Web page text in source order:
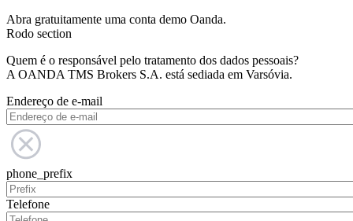
Abra gratuitamente uma conta demo Oanda.
Rodo section
Quem é o responsável pelo tratamento dos dados pessoais?
A OANDA TMS Brokers S.A. está sediada em Varsóvia.
Endereço de e-mail
phone_prefix
Telefone